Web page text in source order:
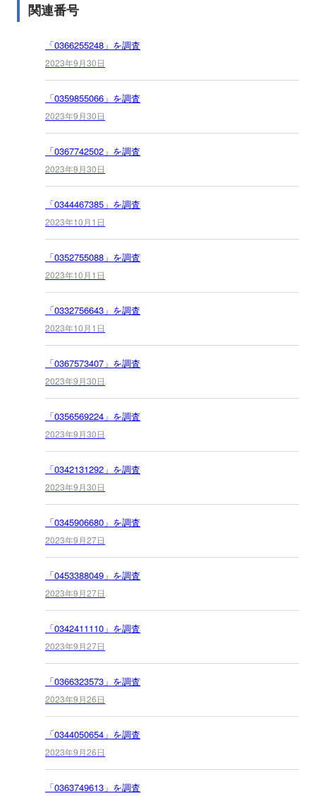
関連番号
「0366255248」を調査
2023年9月30日
「0359855066」を調査
2023年9月30日
「0367742502」を調査
2023年9月30日
「0344467385」を調査
2023年10月1日
「0352755088」を調査
2023年10月1日
「0332756643」を調査
2023年10月1日
「0367573407」を調査
2023年9月30日
「0356569224」を調査
2023年9月30日
「0342131292」を調査
2023年9月30日
「0345906680」を調査
2023年9月27日
「0453388049」を調査
2023年9月27日
「0342411110」を調査
2023年9月27日
「0366323573」を調査
2023年9月26日
「0344050654」を調査
2023年9月26日
「0363749613」を調査